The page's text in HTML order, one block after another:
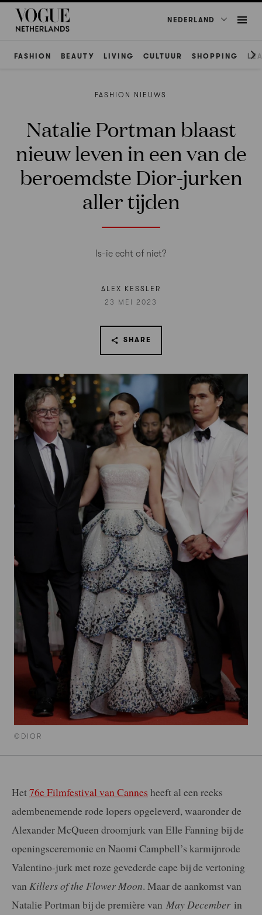
NEDERLAND
FASHION BEAUTY LIVING CULTUUR SHOPPING
©DIOR
FASHION NIEUWS
Natalie Portman blaast
nieuw leven in een van de
beroemdste Dior-jurken
aller tijden
Is-ie echt of niet?
ALEX KESSLER
23 MEI 2023
SHARE
Het76e Filmfestival van Cannes heeft al een reeks
adembenemende rode lopers opgeleverd, waaronder de
Alexander McQueen droomjurk van Elle Fanning bij de
openingsceremonie en Naomi Campbell’s karmijnrode
Valentino-jurk met roze gevederde cape bij de vertoning
van Killers of the Flower Moon. Maar de aankomst van
Natalie Portman bij de première van May December in